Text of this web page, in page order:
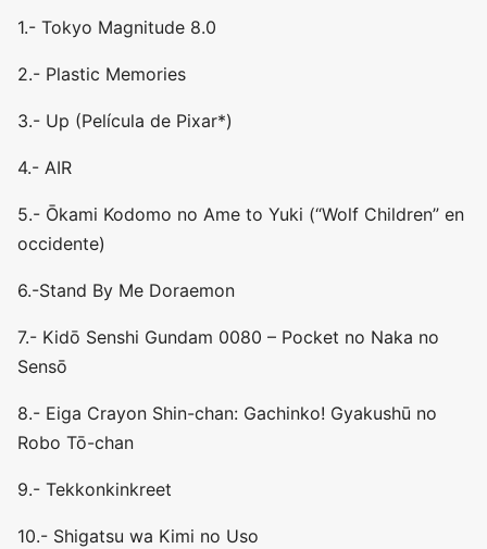
1.- Tokyo Magnitude 8.0
2.- Plastic Memories
3.- Up (Película de Pixar*)
4.- AIR
5.- Ōkami Kodomo no Ame to Yuki (“Wolf Children” en
occidente)
6.-Stand By Me Doraemon
7.- Kidō Senshi Gundam 0080 – Pocket no Naka no
Sensō
8.- Eiga Crayon Shin-chan: Gachinko! Gyakushū no
Robo Tō-chan
9.- Tekkonkinkreet
10.- Shigatsu wa Kimi no Uso